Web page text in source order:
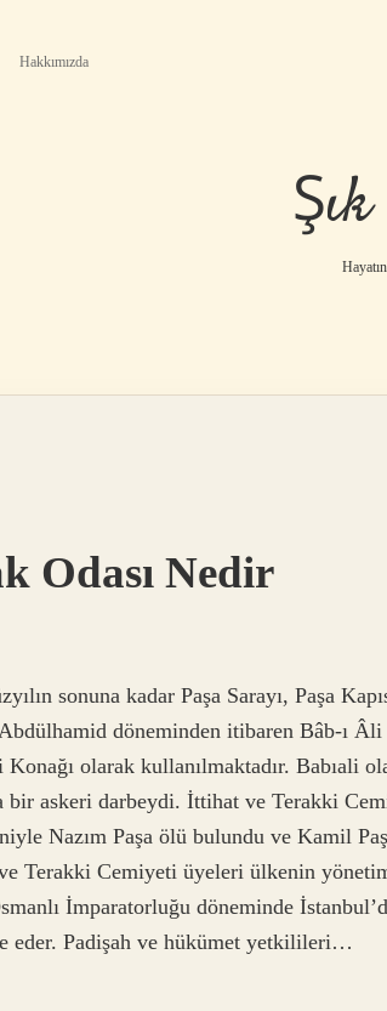
Hakkımızda
Odası Nedir
sonuna kadar Paşa Sarayı, Paşa
döneminden itibaren Bâb-ı Âli
olarak kullanılmaktadır. Babıali
bir askeri darbeydi. İttihat ve Terakki
Nazım Paşa ölü bulundu ve Kamil
ve Terakki Cemiyeti üyeleri ülkenin
İmparatorluğu döneminde
eder. Padişah ve hükümet yetkilileri…